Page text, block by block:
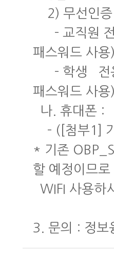
2) 무선인
- 교직원 전
패스워드 사
- 학생 전용
패스워드 사용
나. 휴대폰 :
- ([첨부1] 가
* 기존
할 예정이므
WIFI 사용하
3. 문의 : 정